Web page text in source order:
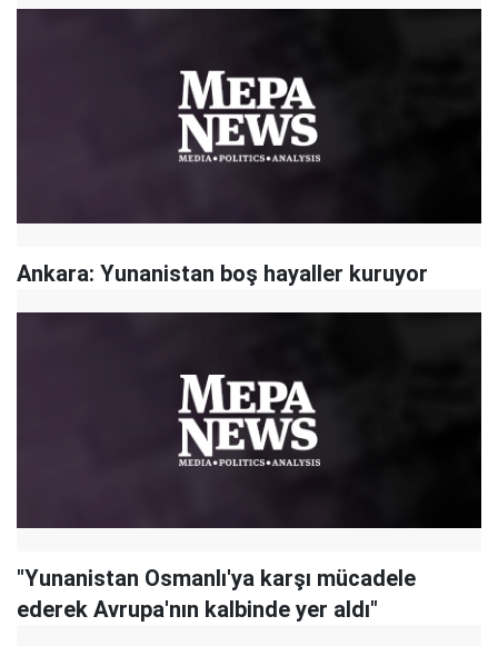
Ankara: Yunanistan boş hayaller kuruyor
"Yunanistan Osmanlı'ya karşı mücadele
ederek Avrupa'nın kalbinde yer aldı"